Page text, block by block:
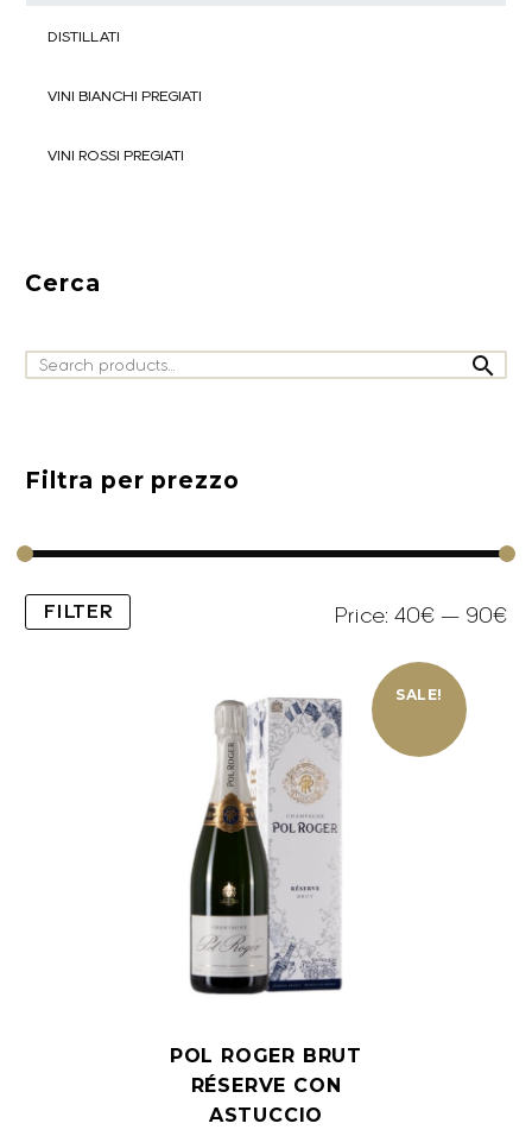
SALE!
POL ROGER BRUT
RÉSERVE CON
ASTUCCIO
DISTILLATI
VINI BIANCHI PREGIATI
VINI ROSSI PREGIATI
Cerca

Filtra per prezzo
Min
Max
FILTER Price: 40€ — 90€